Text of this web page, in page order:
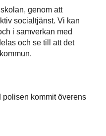
genom att
socialtjänst. Vi kan
i samverkan med
och se till att det
polisen kommit överens